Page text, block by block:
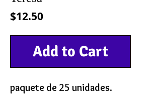
$12.50Precio
Add to Cart
paquete de 25 unidades.